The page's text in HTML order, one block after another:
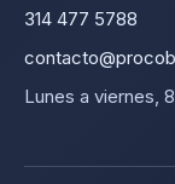
314 477 5788
Lunes a viernes,